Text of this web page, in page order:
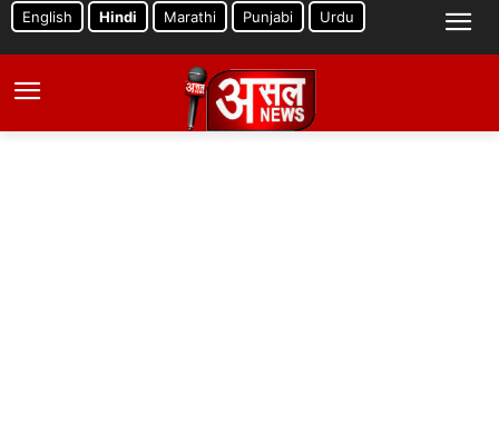
English Hindi Marathi Punjabi Urdu